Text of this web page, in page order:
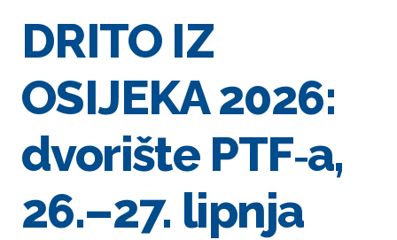
DRITO IZ
OSIJEKA 2026:
dvorište PTF‑a,
26.–27. lipnja